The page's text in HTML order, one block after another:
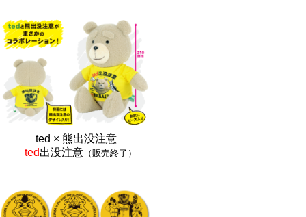
ted × 熊出没注意
ted出没注意 （販売終了）